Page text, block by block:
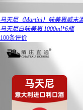
马天尼（Martini）味美思威末
马天尼白味美思 1000ml*6瓶
100条评价